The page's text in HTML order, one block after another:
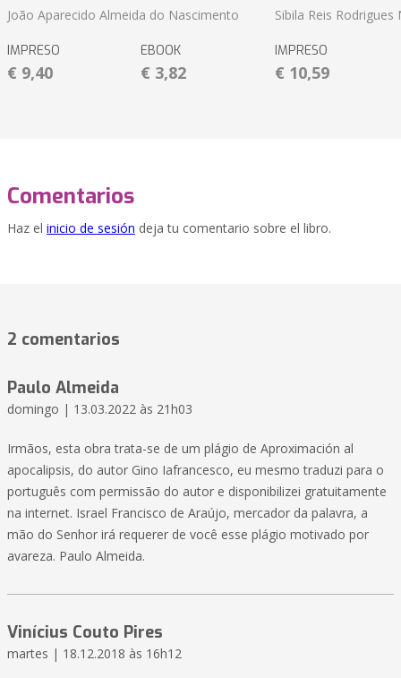
João Aparecido Almeida do Nascimento
IMPRESO
€ 9,40
EBOOK
€ 3,82
Sibila Reis
IMPRESO
€ 10,59
Comentarios
Haz el inicio de sesión deja tu comentario sobre el libro.
2 comentarios
Paulo Almeida
domingo | 13.03.2022 às 21h03
Irmãos, esta obra trata-se de um plágio de Aproximación al
apocalipsis, do autor Gino Iafrancesco, eu mesmo traduzi para o
português com permissão do autor e disponibilizei gratuitamente
na internet. Israel Francisco de Araújo, mercador da palavra, a
mão do Senhor irá requerer de você esse plágio motivado por
avareza. Paulo Almeida.
Vinícius Couto Pires
martes | 18.12.2018 às 16h12